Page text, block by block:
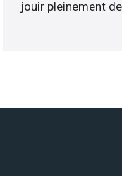
jouir pleinement